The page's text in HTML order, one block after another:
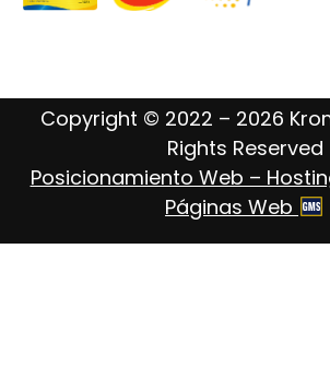
Copyright © 2022 – 2026
Rights Reserved
Posicionamiento Web –
Páginas Web